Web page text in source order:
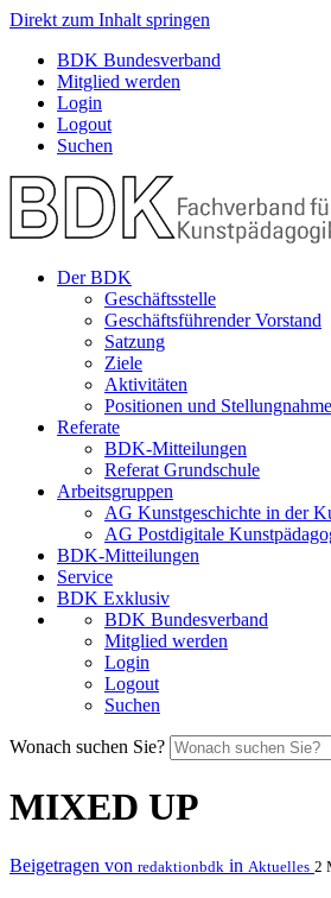
Direkt zum Inhalt springen
BDK Bundesverband
Mitglied werden
Login
Logout
Suchen
Der BDK
Geschäftsstelle
Geschäftsführender Vorstand
Satzung
Ziele
Aktivitäten
Positionen und
Referate
BDK-Mitteilungen
Referat Grundschule
Arbeitsgruppen
AG Kunstgeschichte in der
AG Postdigitale
BDK-Mitteilungen
Service
BDK Exklusiv
BDK Bundesverband
Mitglied werden
Login
Logout
Suchen
Wonach suchen Sie?
MIXED UP
Beigetragen von redaktionbdk in Aktuelles 2